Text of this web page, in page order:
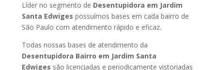
Líder no segmento de Desentupidora em Jardim
Santa Edwiges possuímos bases em cada bairro de
São Paulo com atendimento rápido e eficaz.
Todas nossas bases de atendimento da
Desentupidora Bairro em Jardim Santa
Edwiges são licenciadas e periodicamente vistoriadas